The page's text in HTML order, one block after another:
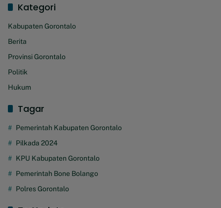
Kategori
Kabupaten Gorontalo
Berita
Provinsi Gorontalo
Politik
Hukum
Tagar
Pemerintah Kabupaten Gorontalo
Pilkada 2024
KPU Kabupaten Gorontalo
Pemerintah Bone Bolango
Polres Gorontalo